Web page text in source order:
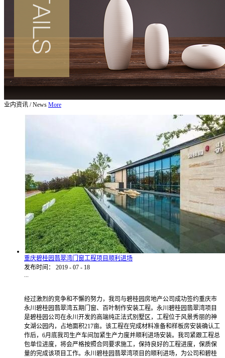
业内资讯 / News More
重庆碧桂园翡翠湾门窗工程项目顺利进场
发布时间：
2019 - 07 - 18
...
经过激烈的竞争和不懈的努力，我司与碧桂园房地产公司成功签约重庆市
永川碧桂园翡翠湾五期门窗、百叶制作安装工程。永川碧桂园翡翠湾项目
是碧桂园公司在永川开发的高端纯正法式别墅区，工程位于风景秀丽的神
女湖公园内，占地面积217亩。该工程在完成材料准备和样板房安装确认工
作后，6月底我司生产车间加紧生产力度并顺利进场安装。我司紧跟工程总
包单位进度，将会严格按照合同要求施工，保持良好的工程进度，保质保
量的完成该项目工作。永川碧桂园翡翠湾项目的顺利进场，为公司和碧桂